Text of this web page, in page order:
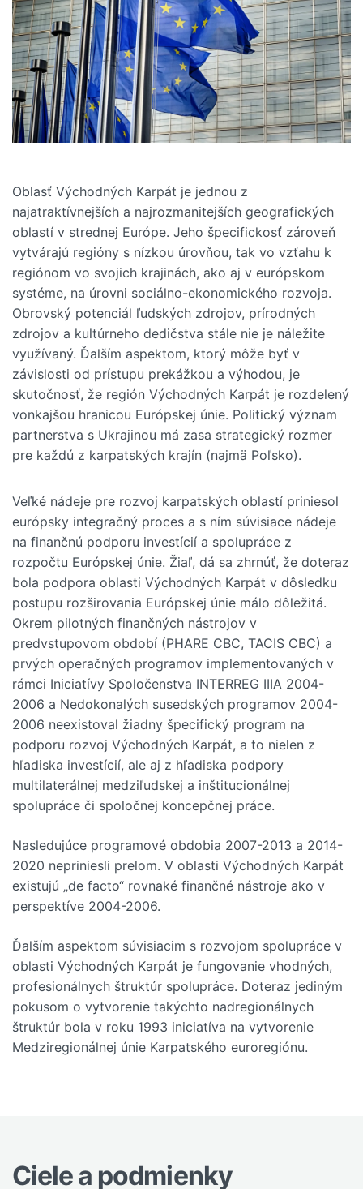
Oblasť Východných Karpát je jednou z
najatraktívnejších a najrozmanitejších geografických
oblastí v strednej Európe. Jeho špecifickosť zároveň
vytvárajú regióny s nízkou úrovňou, tak vo vzťahu k
regiónom vo svojich krajinách, ako aj v európskom
systéme, na úrovni sociálno-ekonomického rozvoja.
Obrovský potenciál ľudských zdrojov, prírodných
zdrojov a kultúrneho dedičstva stále nie je náležite
využívaný. Ďalším aspektom, ktorý môže byť v
závislosti od prístupu prekážkou a výhodou, je
skutočnosť, že región Východných Karpát je rozdelený
vonkajšou hranicou Európskej únie. Politický význam
partnerstva s Ukrajinou má zasa strategický rozmer
pre každú z karpatských krajín (najmä Poľsko).
Veľké nádeje pre rozvoj karpatských oblastí priniesol
európsky integračný proces a s ním súvisiace nádeje
na finančnú podporu investícií a spolupráce z
rozpočtu Európskej únie. Žiaľ, dá sa zhrnúť, že doteraz
bola podpora oblasti Východných Karpát v dôsledku
postupu rozširovania Európskej únie málo dôležitá.
Okrem pilotných finančných nástrojov v
predvstupovom období (PHARE CBC, TACIS CBC) a
prvých operačných programov implementovaných v
rámci Iniciatívy Spoločenstva INTERREG IIIA 2004-
2006 a Nedokonalých susedských programov 2004-
2006 neexistoval žiadny špecifický program na
podporu rozvoj Východných Karpát, a to nielen z
hľadiska investícií, ale aj z hľadiska podpory
multilaterálnej medziľudskej a inštitucionálnej
spolupráce či spoločnej koncepčnej práce.
Nasledujúce programové obdobia 2007-2013 a 2014-
2020 nepriniesli prelom. V oblasti Východných Karpát
existujú „de facto“ rovnaké finančné nástroje ako v
perspektíve 2004-2006.
Ďalším aspektom súvisiacim s rozvojom spolupráce v
oblasti Východných Karpát je fungovanie vhodných,
profesionálnych štruktúr spolupráce. Doteraz jediným
pokusom o vytvorenie takýchto nadregionálnych
štruktúr bola v roku 1993 iniciatíva na vytvorenie
Medziregionálnej únie Karpatského euroregiónu.
Ciele a podmienky